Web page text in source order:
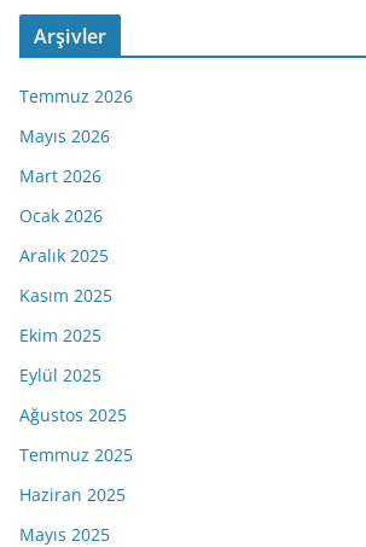
Arşivler
Temmuz 2026
Mayıs 2026
Mart 2026
Ocak 2026
Aralık 2025
Kasım 2025
Ekim 2025
Eylül 2025
Ağustos 2025
Temmuz 2025
Haziran 2025
Mayıs 2025